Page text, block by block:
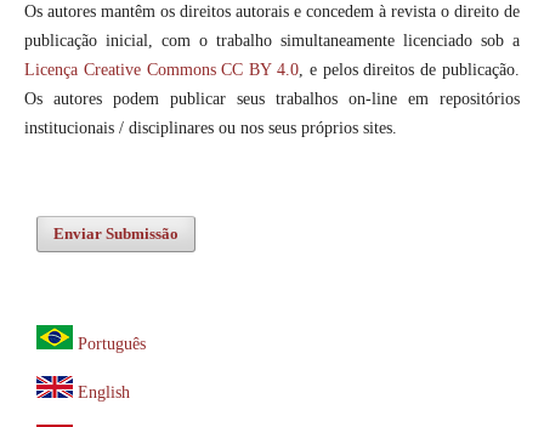
Os autores mantêm os direitos autorais e concedem à revista o direito de
publicação inicial, com o trabalho simultaneamente licenciado sob a
Licença Creative Commons CC BY 4.0 , e pelos direitos de publicação.
Os autores podem publicar seus trabalhos on-line em repositórios
institucionais / disciplinares ou nos seus próprios sites.
Enviar Submissão
Português
English